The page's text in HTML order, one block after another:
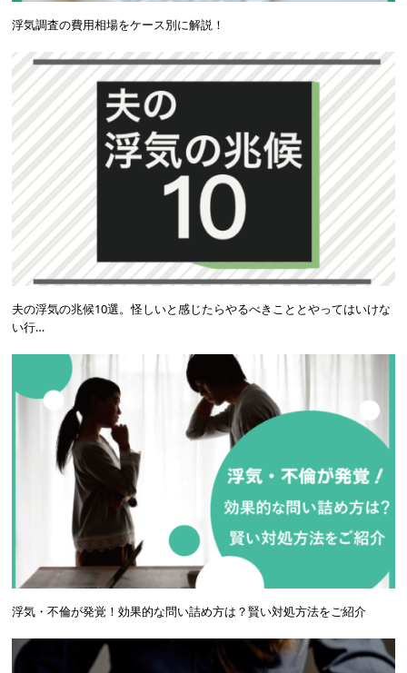
浮気調査の費用相場をケース別に解説！
夫の浮気の兆候10選。怪しいと感じたらやるべきこととやってはいけな
い行…
浮気・不倫が発覚！効果的な問い詰め方は？賢い対処方法をご紹介